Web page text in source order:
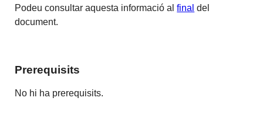
Podeu consultar aquesta informació alfinal del
document.
Prerequisits
No hi ha prerequisits.